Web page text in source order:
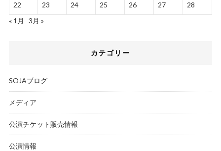
22 23 24 25 26 27
28
« 1月
3月 »
カテゴリー
SOJAブログ
メディア
公演チケット販売情報
公演情報